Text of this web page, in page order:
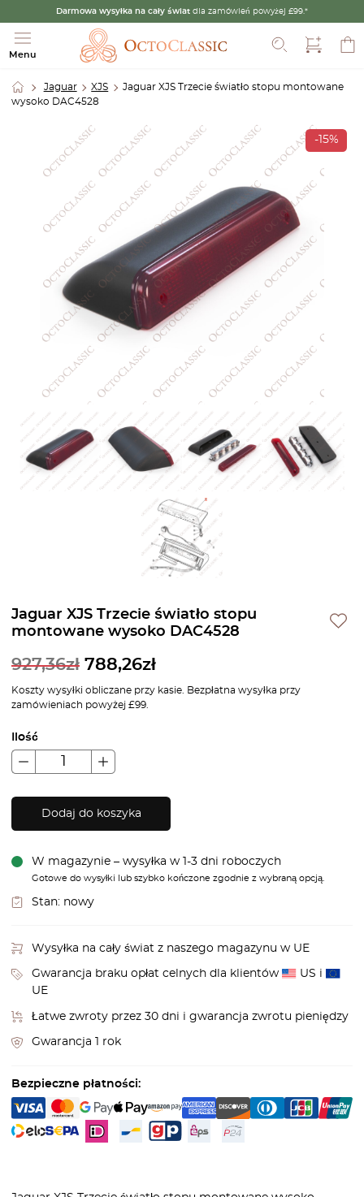
Darmowa wysyłka na cały świat dla zamówień powyżej £99.*
Menu
Szukaj
Jaguar XJS
Jaguar XJS Trzecie światło stopu montowane
wysoko DAC4528
-15%
Jaguar XJS Trzecie światło stopu
montowane wysoko DAC4528
927,36zł 788,26zł
Koszty wysyłki obliczane przy kasie. Bezpłatna wysyłka przy
zamówieniach powyżej £99.
Ilość
Dodaj do koszyka
W magazynie – wysyłka w 1-3 dni roboczych
Gotowe do wysyłki lub szybko kończone zgodnie z wybraną opcją.
Stan: nowy
Wysyłka na cały świat z naszego magazynu w UE
Gwarancja braku opłat celnych dla klientów
US i
UE
Łatwe zwroty przez 30 dni i gwarancja zwrotu pieniędzy
Gwarancja 1 rok
Bezpieczne płatności: